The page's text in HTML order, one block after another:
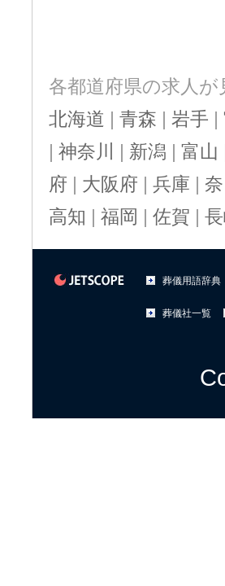
各都道府県の求人
北海道 | 青森 | 岩手 |
| 神奈川 | 新潟 | 富山
府 | 大阪府 | 兵庫 |
高知 | 福岡 | 佐賀 |
葬儀用語辞典
葬儀社一覧